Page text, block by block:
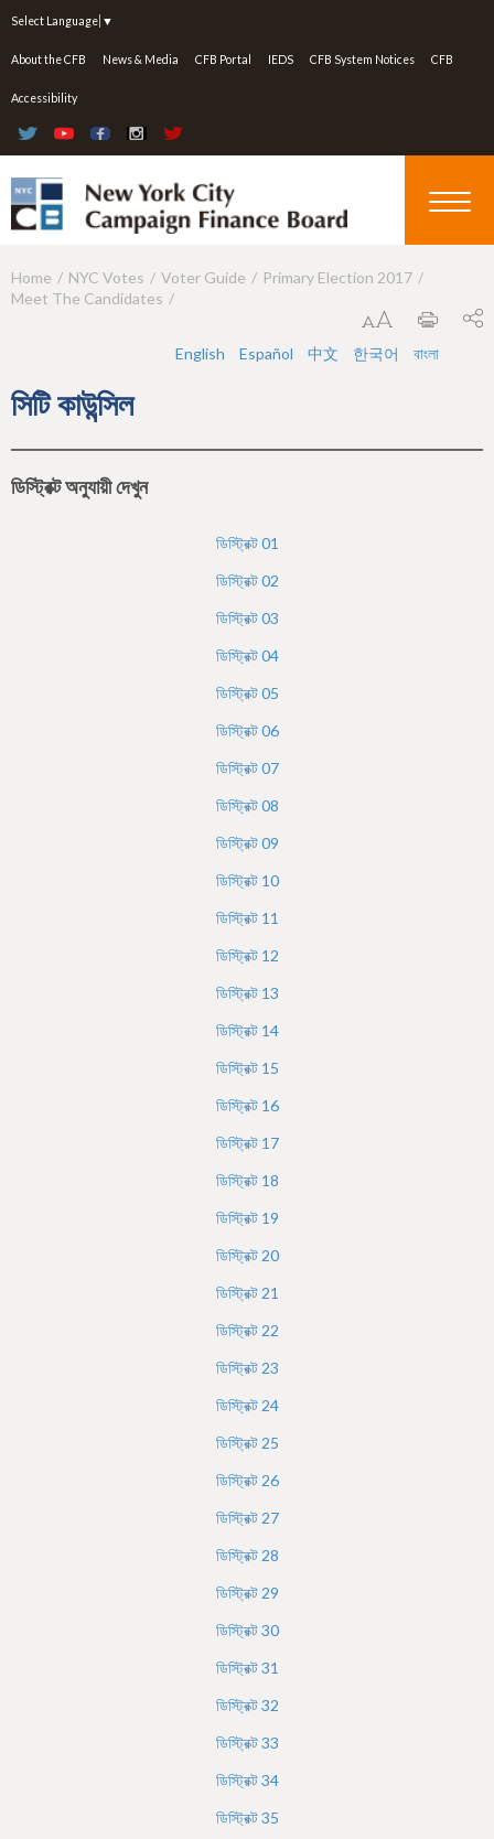
Select Language ▼
About the CFB News & Media CFB Portal IEDS CFB System Notices CFB
Accessibility
Y
a
h
Home NYC Votes Voter Guide
Primary Election 2017
Meet The Candidates
English Español 中文 한국어 বাংলা
সিটি কাউন্সিল
ডিস্ট্রিক্ট অনুযায়ী দেখুন
ডিস্ট্রিক্ট01
ডিস্ট্রিক্ট02
ডিস্ট্রিক্ট03
ডিস্ট্রিক্ট04
ডিস্ট্রিক্ট05
ডিস্ট্রিক্ট06
ডিস্ট্রিক্ট07
ডিস্ট্রিক্ট08
ডিস্ট্রিক্ট09
ডিস্ট্রিক্ট 10
ডিস্ট্রিক্ট 11
ডিস্ট্রিক্ট 12
ডিস্ট্রিক্ট 13
ডিস্ট্রিক্ট 14
ডিস্ট্রিক্ট 15
ডিস্ট্রিক্ট 16
ডিস্ট্রিক্ট 17
ডিস্ট্রিক্ট 18
ডিস্ট্রিক্ট 19
ডিস্ট্রিক্ট 20
ডিস্ট্রিক্ট 21
ডিস্ট্রিক্ট 22
ডিস্ট্রিক্ট 23
ডিস্ট্রিক্ট 24
ডিস্ট্রিক্ট 25
ডিস্ট্রিক্ট 26
ডিস্ট্রিক্ট 27
ডিস্ট্রিক্ট 28
ডিস্ট্রিক্ট 29
ডিস্ট্রিক্ট30
ডিস্ট্রিক্ট31
ডিস্ট্রিক্ট32
ডিস্ট্রিক্ট33
ডিস্ট্রিক্ট34
ডিস্ট্রিক্ট35